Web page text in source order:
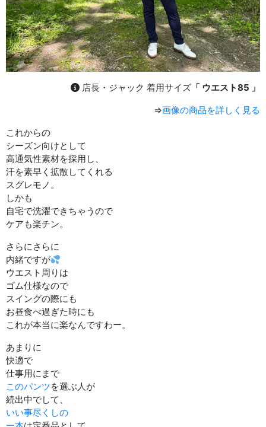
店長・ジャック 着用サイズ 「 ウエスト85 」
⇒画像の商品を詳しく見る
これからの
シーズン向けとして
高通気性素材を採用し、
汗を素早く拡散してくれる
スグレモノ。
しかも
自宅で洗濯できちゃうので
ケアも楽チン。
さらにさらに
内緒ですが
ウエスト周りは
ゴム仕様なので
スイングの際にも
お昼食べ過ぎた時にも
これが本当に楽なんですわー。
あまりに
快適で
仕事用にまで
このパンツを選ぶ人が
続出中でして、
いい事尽くしの